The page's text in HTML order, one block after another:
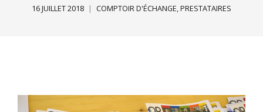
16 JUILLET 2018 COMPTOIR D'ÉCHANGE,PRESTATAIRES